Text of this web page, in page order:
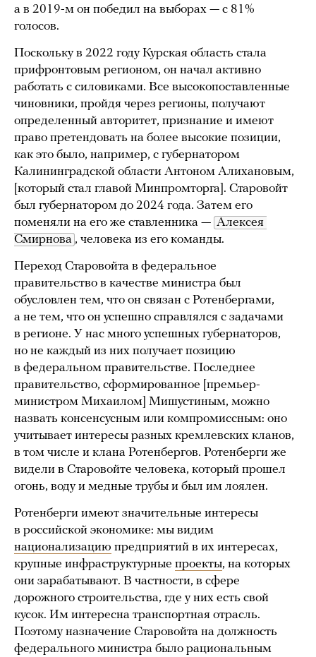
а в 2019-м он победил на выборах — с 81%
голосов.
Поскольку в 2022 году Курская область стала
прифронтовым регионом, он начал активно
работать с силовиками. Все высокопоставленные
чиновники, пройдя через регионы, получают
определенный авторитет, признание и имеют
право претендовать на более высокие позиции,
как это было, например, с губернатором
Калининградской области Антоном Алихановым,
[который стал главой Минпромторга]. Старовойт
был губернатором до 2024 года. Затем его
поменяли на его же ставленника — Алексея
Смирнова , человека из его команды.
Переход Старовойта в федеральное
правительство в качестве министра был
обусловлен тем, что он связан с Ротенбергами,
а не тем, что он успешно справлялся с задачами
в регионе. У нас много успешных губернаторов,
но не каждый из них получает позицию
в федеральном правительстве. Последнее
правительство, сформированное [премьер-
министром Михаилом] Мишустиным, можно
назвать консенсусным или компромиссным: оно
учитывает интересы разных кремлевских кланов,
в том числе и клана Ротенбергов. Ротенберги же
видели в Старовойте человека, который прошел
огонь, воду и медные трубы и был им лоялен.
Ротенберги имеют значительные интересы
в российской экономике: мы видим
национализацию предприятий в их интересах,
крупные инфраструктурные проекты, на которых
они зарабатывают. В частности, в сфере
дорожного строительства, где у них есть свой
кусок. Им интересна транспортная отрасль.
Поэтому назначение Старовойта на должность
федерального министра было рациональным